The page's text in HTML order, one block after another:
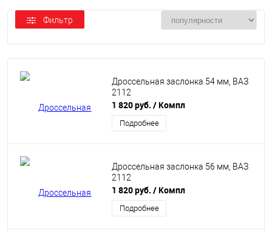
Фильтр
Дроссельная заслонка 54 мм, ВАЗ
2112
1 820 руб. / Компл
Подробнее
Дроссельная заслонка 56 мм, ВАЗ
2112
1 820 руб. / Компл
Подробнее